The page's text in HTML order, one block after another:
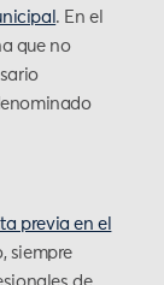
. En el
que no
previa en el
siempre